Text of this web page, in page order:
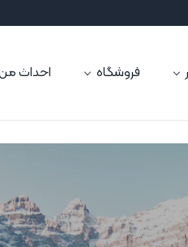
فروشگاه احداث